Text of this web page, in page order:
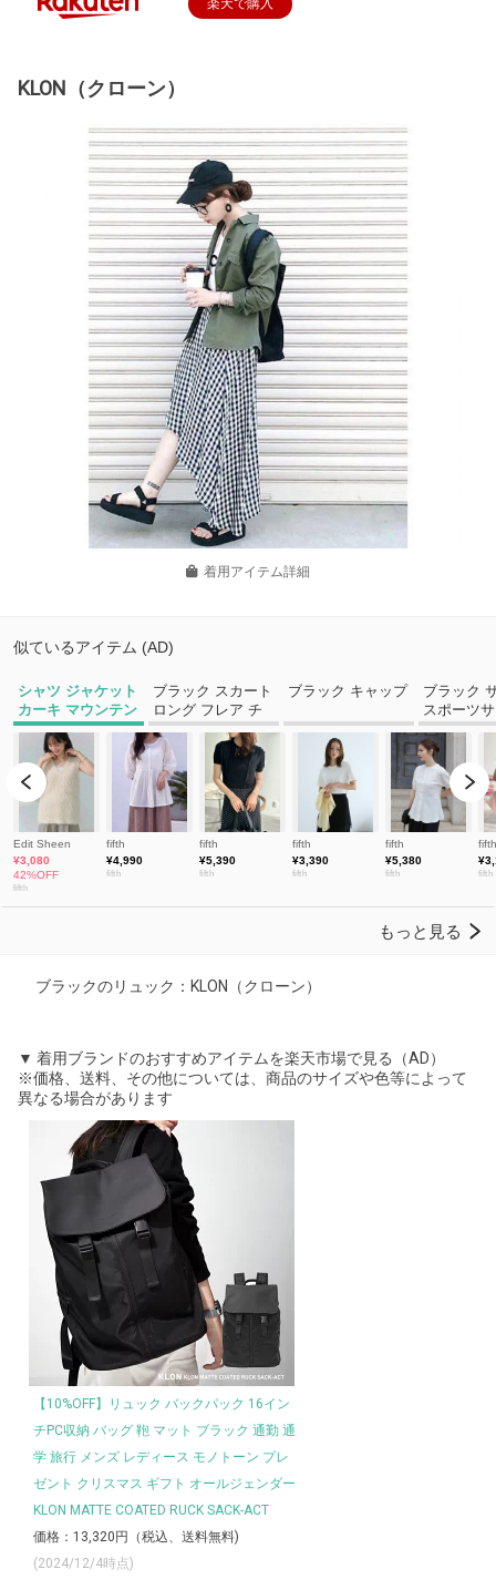
楽天で購入
KLON（クローン）
着用アイテム詳細
ブラックのリュック：KLON（クローン）
▼ 着用ブランドのおすすめアイテムを楽天市場で見る（AD）
※価格、送料、その他については、商品のサイズや色等によって
異なる場合があります
【10%OFF】リュック バックパック 16イン
チPC収納 バッグ 鞄 マット ブラック 通勤 通
学 旅行 メンズ レディース モノトーン プレ
ゼント クリスマス ギフト オールジェンダー
KLON MATTE COATED RUCK SACK-ACT
価格：13,320円（税込、送料無料)
(2024/12/4時点)